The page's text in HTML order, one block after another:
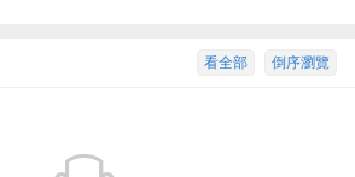
倒序瀏覽
看全部